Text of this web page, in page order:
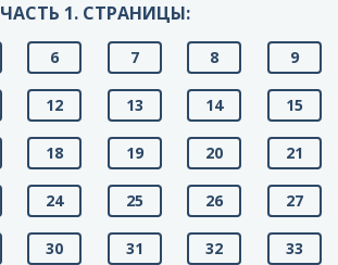
ЧАСТЬ 1. СТРАНИЦЫ:
6 7 8 9
12 13 14 15
18 19 20 21
24 25 26 27
30 31 32 33